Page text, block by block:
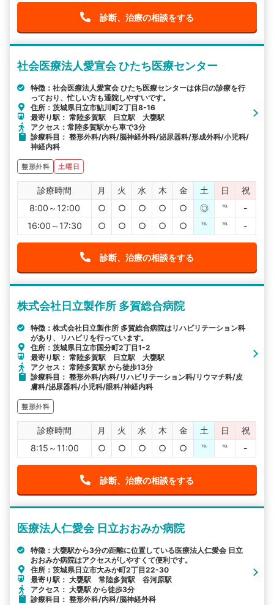
診断、治療の相談をする
社会医療法人愛宣会 ひたち医療センター
特徴：社会医療法人愛宣会 ひたち医療センターは休日の診療を行
っており、忙しい方も通院しやすいです。
住所：茨城県日立市鮎川町2丁目8-16
最寄り駅： 常陸多賀駅 日立駅 大甕駅
アクセス：常陸多賀駅から車で3分
診療科目： 整形外科/内科/脳神経外科/泌尿器科/形成外科/小児科/
神経内科
整形外科 土曜日
診療時間 月 火 水 木 金 土 日
祝
8:00～12:00
○ ○ ○ ○ ○ ◎ ℡
-
16:00～17:30
○ ○ ○ ○ ○ ℡ ℡ -
診断、治療の相談をする
株式会社日立製作所 多賀総合病院
特徴：株式会社日立製作所 多賀総合病院はリハビリテーション科
があり、リハビリを行っています。
住所：茨城県日立市国分町2丁目1-2
最寄り駅： 常陸多賀駅 日立駅 大甕駅
アクセス： 常陸多賀駅 から徒歩13分
診療科目： 整形外科/内科/リハビリテーション科/リウマチ科/皮
膚科/泌尿器科/小児科/眼科/神経内科
整形外科
診療時間 月 火 水 木 金 土 日
祝
8:15～11:00
○ ○ ○ ○ ○ ℡ ℡ -
診断、治療の相談をする
医療法人仁愛会 日立おおみか病院
特徴：大甕駅から3分の距離に位置している医療法人仁愛会 日立
おおみか病院はアクセスがしやすくて便利です。
住所：茨城県日立市大みか町2丁目22-30
最寄り駅： 大甕駅 常陸多賀駅 谷河原駅
アクセス： 大甕駅 から徒歩3分
診療科目： 整形外科/内科/脳神経外科